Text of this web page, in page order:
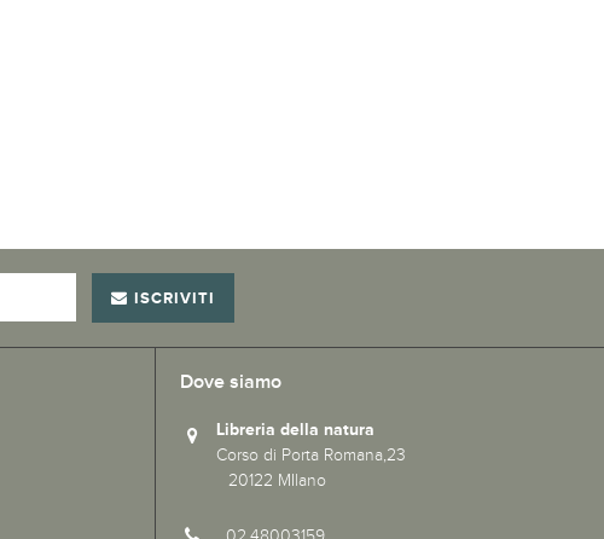
ISCRIVITI
Dove siamo
Libreria della natura
Corso di Porta Romana,23
20122 MIlano